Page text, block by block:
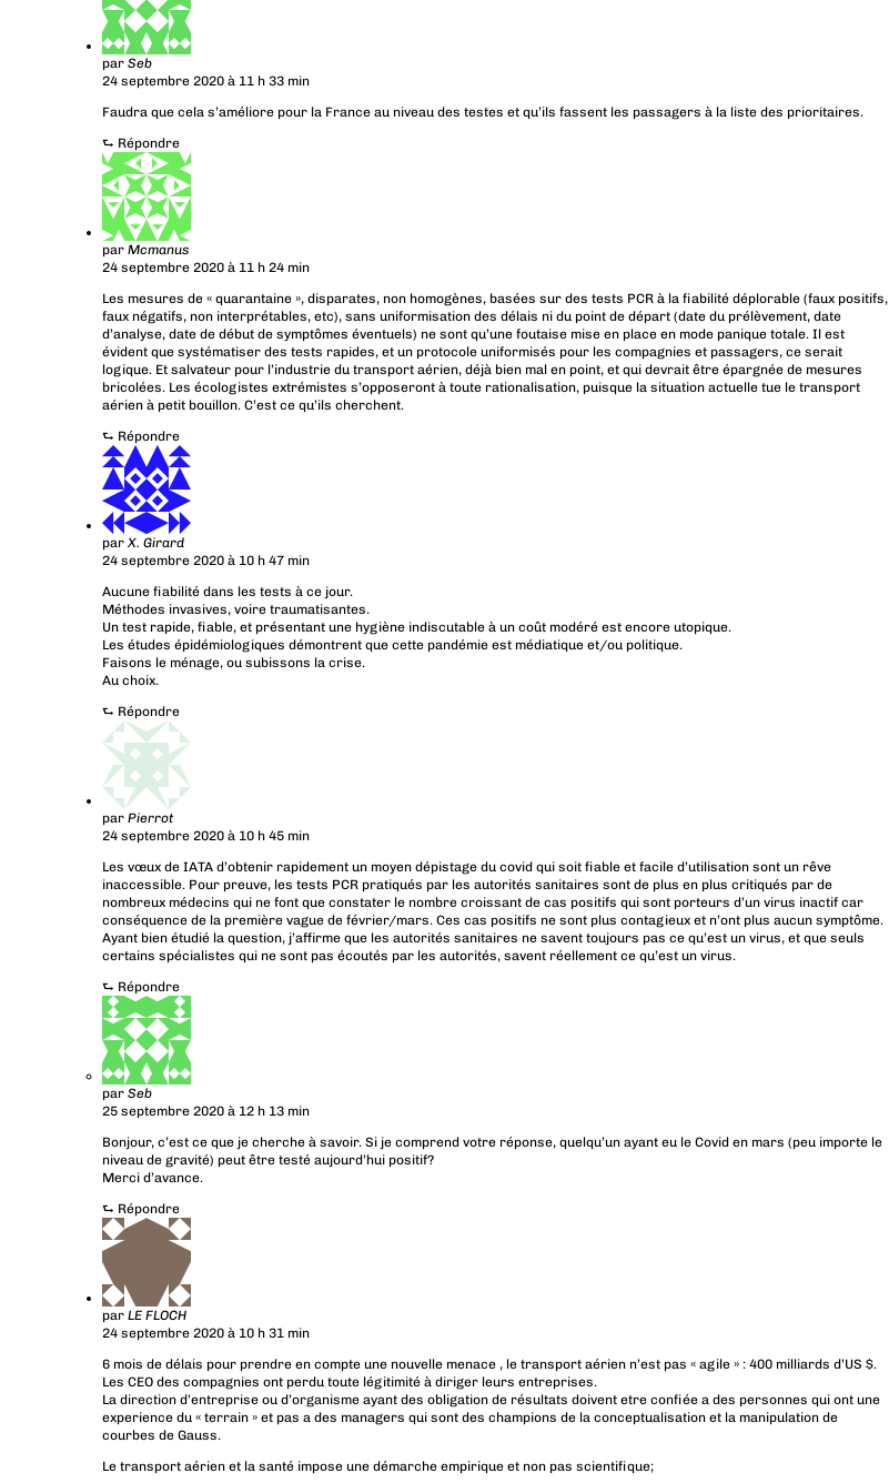
par Seb
24 septembre 2020 à 11 h 33 min
Faudra que cela s’améliore pour la France au niveau des testes et qu’ils fassent les passagers à la liste des prioritaires.
⮑ Répondre
par Mcmanus
24 septembre 2020 à 11 h 24 min
Les mesures de « quarantaine », disparates, non homogènes, basées sur des tests PCR à la fiabilité déplorable (faux positifs,
faux négatifs, non interprétables, etc), sans uniformisation des délais ni du point de départ (date du prélèvement, date
d’analyse, date de début de symptômes éventuels) ne sont qu’une foutaise mise en place en mode panique totale. Il est
évident que systématiser des tests rapides, et un protocole uniformisés pour les compagnies et passagers, ce serait
logique. Et salvateur pour l’industrie du transport aérien, déjà bien mal en point, et qui devrait être épargnée de mesures
bricolées. Les écologistes extrémistes s’opposeront à toute rationalisation, puisque la situation actuelle tue le transport
aérien à petit bouillon. C’est ce qu’ils cherchent.
⮑ Répondre
par X. Girard
24 septembre 2020 à 10 h 47 min
Aucune fiabilité dans les tests à ce jour.
Méthodes invasives, voire traumatisantes.
Un test rapide, fiable, et présentant une hygiène indiscutable à un coût modéré est encore utopique.
Les études épidémiologiques démontrent que cette pandémie est médiatique et/ou politique.
Faisons le ménage, ou subissons la crise.
Au choix.
⮑ Répondre
par Pierrot
24 septembre 2020 à 10 h 45 min
Les vœux de IATA d’obtenir rapidement un moyen dépistage du covid qui soit fiable et facile d’utilisation sont un rêve
inaccessible. Pour preuve, les tests PCR pratiqués par les autorités sanitaires sont de plus en plus critiqués par de
nombreux médecins qui ne font que constater le nombre croissant de cas positifs qui sont porteurs d’un virus inactif car
conséquence de la première vague de février/mars. Ces cas positifs ne sont plus contagieux et n’ont plus aucun symptôme.
Ayant bien étudié la question, j’affirme que les autorités sanitaires ne savent toujours pas ce qu’est un virus, et que seuls
certains spécialistes qui ne sont pas écoutés par les autorités, savent réellement ce qu’est un virus.
⮑ Répondre
par Seb
25 septembre 2020 à 12 h 13 min
Bonjour, c’est ce que je cherche à savoir. Si je comprend votre réponse, quelqu’un ayant eu le Covid en mars (peu importe le
niveau de gravité) peut être testé aujourd’hui positif?
Merci d’avance.
⮑ Répondre
par LE FLOCH
24 septembre 2020 à 10 h 31 min
6 mois de délais pour prendre en compte une nouvelle menace , le transport aérien n’est pas « agile » : 400 milliards d’US $.
Les CEO des compagnies ont perdu toute légitimité à diriger leurs entreprises.
La direction d’entreprise ou d’organisme ayant des obligation de résultats doivent etre confiée a des personnes qui ont une
experience du « terrain » et pas a des managers qui sont des champions de la conceptualisation et la manipulation de
courbes de Gauss.
Le transport aérien et la santé impose une démarche empirique et non pas scientifique;